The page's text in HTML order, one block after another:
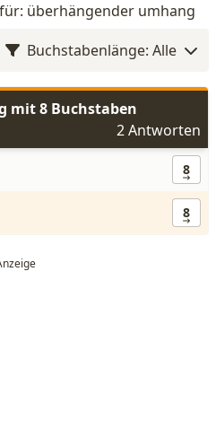
überhängender umhang
Buchstabenlänge: Alle
mit 8 Buchstaben
2 Antworten
8
8